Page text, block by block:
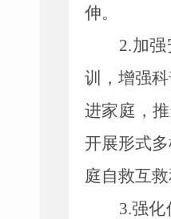
伸。
2.加
训，增强
进家庭，
开展形式
庭自救互
3.强化